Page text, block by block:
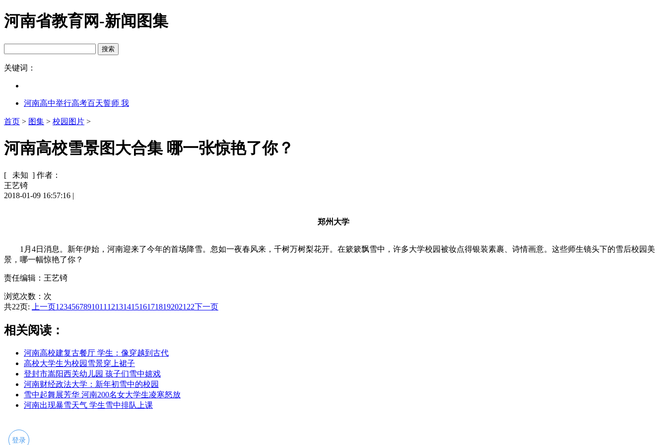
河南省教育网-新闻图集
关键词：
河南高中举行高考百天誓师 我
首页 > 图集 > 校园图片 >
河南高校雪景图大合集 哪一张惊艳了你？
[ 未知 ] 作者：
王艺锜
2018-01-09 16:57:16 |
郑州大学
1月4日消息。新年伊始，河南迎来了今年的首场降雪。忽如一夜春风来，千树万树梨花开。在簌簌飘雪中，许多大学校园被妆点得银装素裹、诗情画意。这些师生镜头下的雪后校园美
景，哪一幅惊艳了你？
责任编辑：王艺锜
浏览次数： 次
共22页:
上一页1 234567891011 12131415161718192021 22下一页
相关阅读：
河南高校建复古餐厅 学生：像穿越到古代
高校大学生为校园雪景穿上裙子
登封市嵩阳西关幼儿园 孩子们雪中嬉戏
河南财经政法大学：新年初雪中的校园
雪中起舞展芳华 河南200名女大学生凌寒怒放
河南出现暴雪天气 学生雪中排队上课
登录